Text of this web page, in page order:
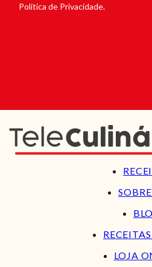
Política de Privacidade.
LOJA